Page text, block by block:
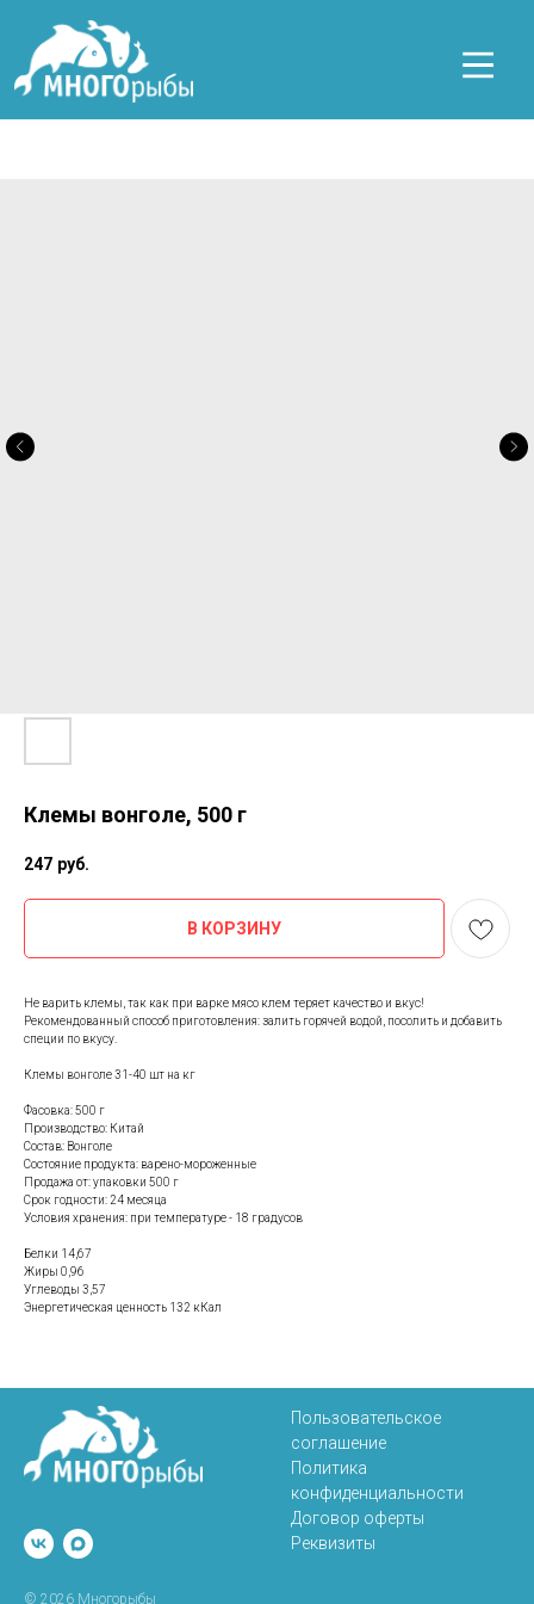
Клемы вонголе, 500 г
247 руб.
В КОРЗИНУ
Не варить клемы, так как при варке мясо клем теряет качество и вкус!
Рекомендованный способ приготовления: залить горячей водой, посолить и добавить
специи по вкусу.
Клемы вонголе 31-40 шт на кг
Фасовка: 500 г
Производство: Китай
Состав: Вонголе
Состояние продукта: варено-мороженные
Продажа от: упаковки 500 г
Срок годности: 24 месяца
Условия хранения: при температуре - 18 градусов
Белки 14,67
Жиры 0,96
Углеводы 3,57
Энергетическая ценность 132 кКал
© 2026 Многорыбы
Пользовательское
соглашение
Политика
конфиденциальности
Договор оферты
Реквизиты